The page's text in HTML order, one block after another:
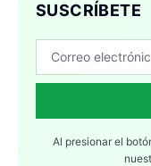
SUSCRÍBETE
Al presionar el